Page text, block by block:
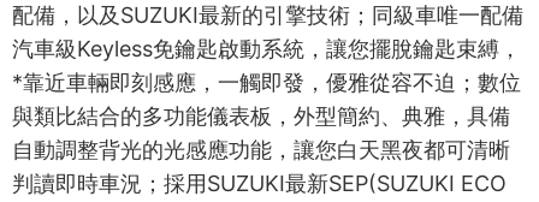
配備，以及SUZUKI最新的引擎技術；同級車唯一配備
汽車級Keyless免鑰匙啟動系統，讓您擺脫鑰匙束縛，
*靠近車輛即刻感應，一觸即發，優雅從容不迫；數位
與類比結合的多功能儀表板，外型簡約、典雅，具備
自動調整背光的光感應功能，讓您白天黑夜都可清晰
判讀即時車況；採用SUZUKI最新SEP(SUZUKI ECO